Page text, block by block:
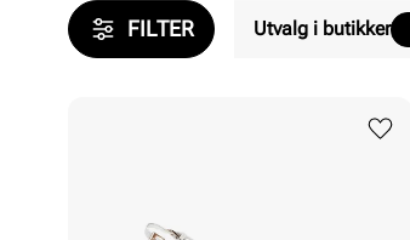
FILTER Utvalg i butikker